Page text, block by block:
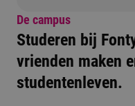
De campus
Studeren bij
vrienden maken
studentenleven.